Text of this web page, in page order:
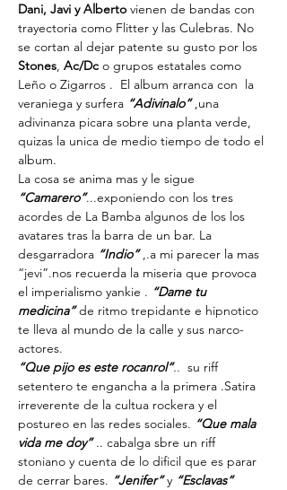
Dani, Javi y Alberto vienen de bandas con
trayectoria como Flitter y las Culebras. No
se cortan al dejar patente su gusto por los
Stones, Ac/Dc o grupos estatales como
Leño o Zigarros .  El album arranca con  la
veraniega y surfera “Adivinalo” ,una
adivinanza picara sobre una planta verde,
quizas la unica de medio tiempo de todo el
album.
La cosa se anima mas y le sigue
“Camarero”...exponiendo con los tres
acordes de La Bamba algunos de los los
avatares tras la barra de un bar. La
desgarradora “Indio” ,.a mi parecer la mas
“jevi”.nos recuerda la miseria que provoca
el imperialismo yankie . “Dame tu
medicina” de ritmo trepidante e hipnotico
te lleva al mundo de la calle y sus narco-
actores.
“Que pijo es este rocanrol”..  su riff
setentero te engancha a la primera .Satira
irreverente de la cultua rockera y el
postureo en las redes sociales. “Que mala
vida me doy” .. cabalga sbre un riff
stoniano y cuenta de lo dificil que es parar
de cerrar bares. “Jenifer” y “Esclavas”